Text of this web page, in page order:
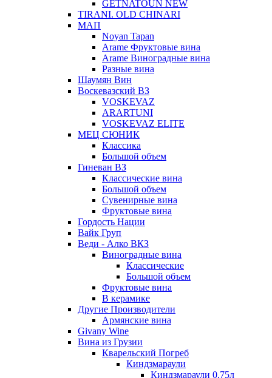
GETNATOUN NEW
TIRANI. OLD CHINARI
МАП
Noyan Tapan
Arame Фруктовые вина
Arame Виноградные вина
Разные вина
Шаумян Вин
Воскевазский ВЗ
VOSKEVAZ
ARARTUNI
VOSKEVAZ ELITE
МЕЦ СЮНИК
Классика
Большой объем
Гиневан ВЗ
Классические вина
Большой объем
Сувенирные вина
Фруктовые вина
Гордость Нации
Вайк Груп
Веди - Алко ВКЗ
Виноградные вина
Классические
Большой объем
Фруктовые вина
В керамике
Другие Производители
Армянские вина
Givany Wine
Вина из Грузии
Кварельский Погреб
Киндзмараули
Киндзмараули 0,75л